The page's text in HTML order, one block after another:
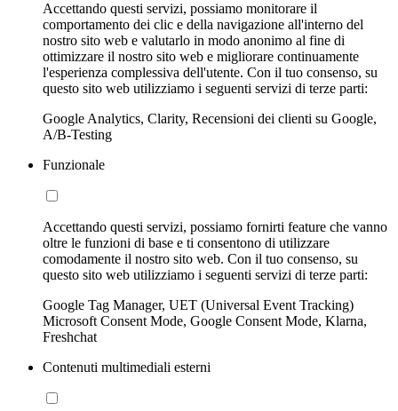
Accettando questi servizi, possiamo monitorare il
comportamento dei clic e della navigazione all'interno del
nostro sito web e valutarlo in modo anonimo al fine di
ottimizzare il nostro sito web e migliorare continuamente
l'esperienza complessiva dell'utente. Con il tuo consenso, su
questo sito web utilizziamo i seguenti servizi di terze parti:
Google Analytics, Clarity, Recensioni dei clienti su Google,
A/B-Testing
Funzionale
Accettando questi servizi, possiamo fornirti feature che vanno
oltre le funzioni di base e ti consentono di utilizzare
comodamente il nostro sito web. Con il tuo consenso, su
questo sito web utilizziamo i seguenti servizi di terze parti:
Google Tag Manager, UET (Universal Event Tracking)
Microsoft Consent Mode, Google Consent Mode, Klarna,
Freshchat
Contenuti multimediali esterni